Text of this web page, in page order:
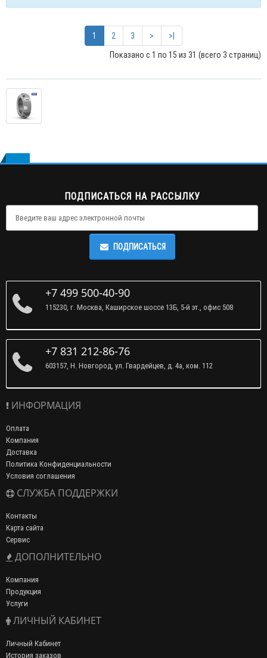
1 2 3 >
>|
Показано с 1 по 15 из 31 (всего 3 страниц)
ПОДПИСАТЬСЯ НА РАССЫЛКУ
ПОДПИСАТЬСЯ
+7 499 500-40-90
115230, г. Москва, Каширское шоссе 13Б, 5-й эт., офис 508
+7 831 212-86-76
603157, Н. Новгород, ул. Гвардейцев, д. 4а, ком. 112
ИНФОРМАЦИЯ
Оплата
Компания
Доставка
Политика Конфиденциальности
Условия соглашения
СЛУЖБА ПОДДЕРЖКИ
Контакты
Карта сайта
Сервис
ДОПОЛНИТЕЛЬНО
Компания
Продукция
Услуги
ЛИЧНЫЙ КАБИНЕТ
Личный Кабинет
История заказов